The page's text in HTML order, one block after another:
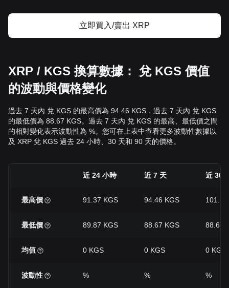
立即買入/賣出 XRP
XRP / KGS 換算數據： 兌 KGS 價值
的波動與價格變化
過去 7 天內 兌 KGS 的最高價為 94.46 KGS，過去 7 天內 兌 KGS
的最低價為 88.67 KGS。過去 7 天內 兌 KGS 的最高、最低價之間
的相對變化表示波動性為 %。您可在上表中查看更多波動性數據以
及 XRP 兌 KGS 過去 24 小時、30 天和 90 天的價格。
近 24 小時 近 7 天 近 30
最高價 91.37 KGS 94.46 KGS
最低價 89.87 KGS 88.67 KGS 88.67
均值 0 KGS 0 KGS 0 KGS
波動性 % % %